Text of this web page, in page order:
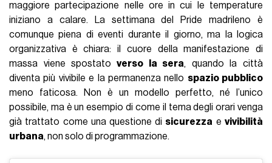
maggiore partecipazione nelle ore in cui le temperature
iniziano a calare. La settimana del Pride madrileno è
comunque piena di eventi durante il giorno, ma la logica
organizzativa è chiara: il cuore della manifestazione di
massa viene spostato verso la sera, quando la città
diventa più vivibile e la permanenza nello spazio pubblico
meno faticosa. Non è un modello perfetto, né l’unico
possibile, ma è un esempio di come il tema degli orari venga
già trattato come una questione di sicurezza e vivibilità
urbana, non solo di programmazione.